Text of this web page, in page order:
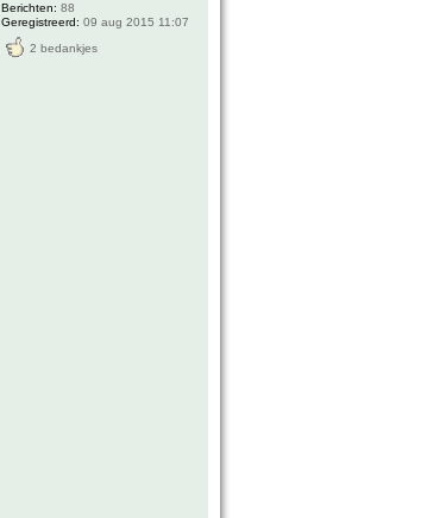
Berichten: 88
Geregistreerd: 09 aug 2015 11:07
2 bedankjes